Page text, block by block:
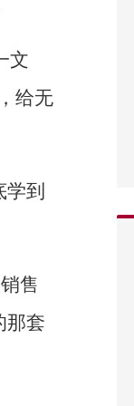
文
给无
到
售
那套